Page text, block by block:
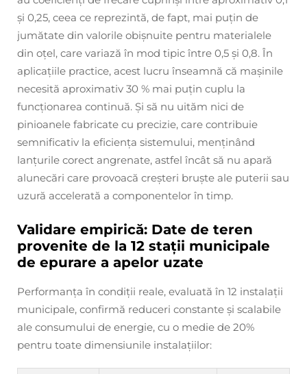
și 0,25, ceea ce reprezintă, de fapt, mai puțin de
jumătate din valorile obișnuite pentru materialele
din oțel, care variază în mod tipic între 0,5 și 0,8. În
aplicațiile practice, acest lucru înseamnă că mașinile
necesită aproximativ 30 % mai puțin cuplu la
funcționarea continuă. Și să nu uităm nici de
pinioanele fabricate cu precizie, care contribuie
semnificativ la eficiența sistemului, menținând
lanțurile corect angrenate, astfel încât să nu apară
alunecări care provoacă creșteri bruște ale puterii sau
uzură accelerată a componentelor în timp.
Validare empirică: Date de teren
provenite de la 12 stații municipale
de epurare a apelor uzate
Performanța în condiții reale, evaluată în 12 instalații
municipale, confirmă reduceri constante și scalabile
ale consumului de energie, cu o medie de 20%
pentru toate dimensiunile instalațiilor: